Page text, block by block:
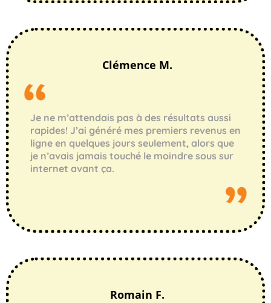
Clémence M.
Je ne m’attendais pas à des résultats aussi
rapides! J’ai généré mes premiers revenus en
ligne en quelques jours seulement, alors que
je n’avais jamais touché le moindre sous sur
internet avant ça.
Romain F.